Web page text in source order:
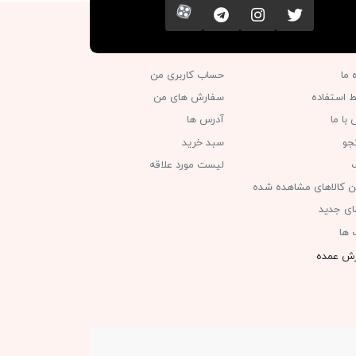
تویتر اینستاگرامکانال تلگرام
آپارات
ما
استفاده
با ما
کالاهای مشاهده شده
جدید
ها
حساب کاربری من
سفارش های من‎
آدرس ها
سبد خرید
لیست مورد علاقه
عمده